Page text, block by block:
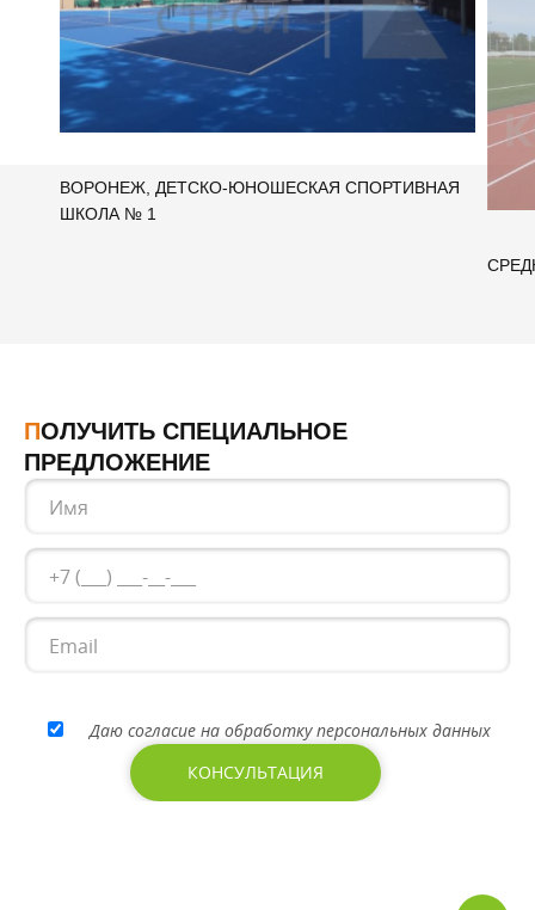
ВОРОНЕЖ, ДЕТСКО-ЮНОШЕСКАЯ СПОРТИВНАЯ
ШКОЛА № 1
ПОЛУЧИТЬ СПЕЦИАЛЬНОЕ
ПРЕДЛОЖЕНИЕ
Даю согласие на обработку персональных данных